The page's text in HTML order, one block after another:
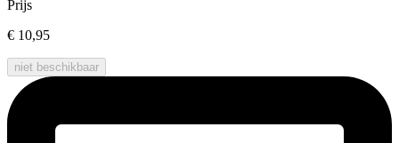
Prijs
€ 10,95
niet beschikbaar